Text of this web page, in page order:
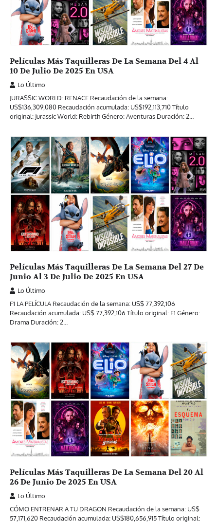
Películas Más Taquilleras De La Semana Del 4 Al
10 De Julio De 2025 En USA
Lo Último
JURASSIC WORLD: RENACE Recaudación de la semana:
US$136,309,080 Recaudación acumulada: US$192,113,710 Título
original: Jurassic World: Rebirth Género: Aventuras Duración: 2…
Películas Más Taquilleras De La Semana Del 27 De
Junio Al 3 De Julio De 2025 En USA
Lo Último
F1 LA PELÍCULA Recaudación de la semana: US$ 77,392,106
Recaudación acumulada: US$ 77,392,106 Título original: F1 Género:
Drama Duración: 2…
Películas Más Taquilleras De La Semana Del 20 Al
26 De Junio De 2025 En USA
Lo Último
CÓMO ENTRENAR A TU DRAGON Recaudación de la semana: US$
57,171,620 Recaudación acumulada: US$180,656,915 Título original: